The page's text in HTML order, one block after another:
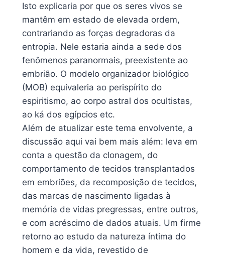
Isto explicaria por que os seres vivos se
mantêm em estado de elevada ordem,
contrariando as forças degradoras da
entropia. Nele estaria ainda a sede dos
fenômenos paranormais, preexistente ao
embrião. O modelo organizador biológico
(MOB) equivaleria ao perispírito do
espiritismo, ao corpo astral dos ocultistas,
ao ká dos egípcios etc.
Além de atualizar este tema envolvente, a
discussão aqui vai bem mais além: leva em
conta a questão da clonagem, do
comportamento de tecidos transplantados
em embriões, da recomposição de tecidos,
das marcas de nascimento ligadas à
memória de vidas pregressas, entre outros,
e com acréscimo de dados atuais. Um firme
retorno ao estudo da natureza íntima do
homem e da vida, revestido de